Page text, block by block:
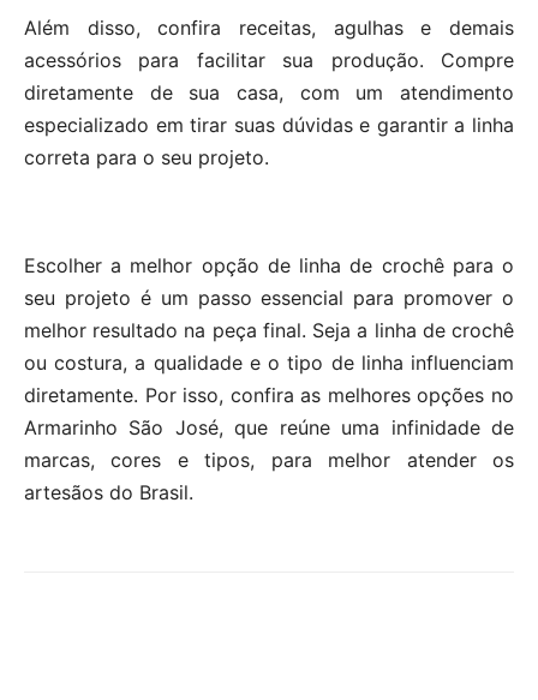
Além disso, confira receitas, agulhas e demais
acessórios para facilitar sua produção. Compre
diretamente de sua casa, com um atendimento
especializado em tirar suas dúvidas e garantir a linha
correta para o seu projeto.
Escolher a melhor opção de linha de crochê para o
seu projeto é um passo essencial para promover o
melhor resultado na peça final. Seja a linha de crochê
ou costura, a qualidade e o tipo de linha influenciam
diretamente. Por isso, confira as melhores opções no
Armarinho São José, que reúne uma infinidade de
marcas, cores e tipos, para melhor atender os
artesãos do Brasil.